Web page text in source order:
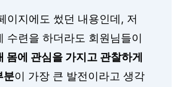
이지에도 썼던 내용인데, 저
수련을 하더라도 회원님들이
몸에 관심을 가지고 관찰하게
분이 가장 큰 발전이라고 생각